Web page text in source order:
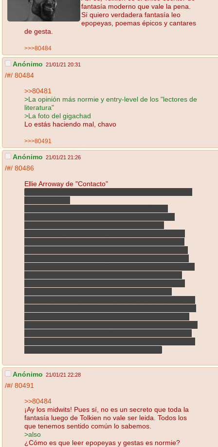
fantasía moderno que vale la pena.
Sí quiero verdadera fantasía leo
epopeyas, poemas épicos y cantares
de gesta.
>>>80484
Anónimo 21/01/21 20:31
/#/ 80484
>>80481
>La opinión más normie y entry-level de los "lectores de
literatura"
>La foto del gigachad
Lo estás haciendo mal, chavo
>>>80491
Anónimo 21/01/21 21:26
/#/ 80486
Ellie Arroway de "Contacto"
Anónimo 21/01/21 22:28
/#/ 80491
>>80484
¡Ay los midwits! Pues sí, no es un secreto que toda la
fantasía luego de Tolkien no vale ser leida. Todos los
que tenemos sentido común lo sabemos.
>also
¿Cómo es que leer epopeyas y gestas es normie?